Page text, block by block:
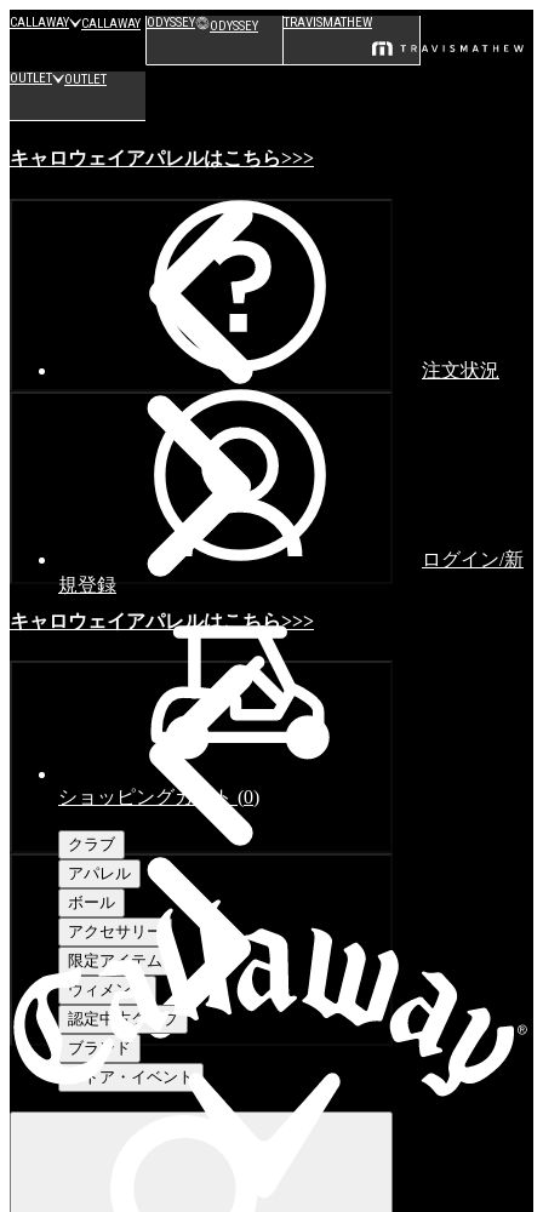
CALLAWAY CALLAWAY ODYSSEY ODYSSEY TRAVISMATHEW
OUTLET OUTLET
キャロウェイアパレルはこちら>>>
キャロウェイアパレルはこちら>>>
注文状況
ログイン/新
規登録
ショッピングカート (0)
クラブ
アパレル
ボール
アクセサリー
限定アイテム
ウィメンズ
認定中古クラブ
ブランド
ストア・イベント